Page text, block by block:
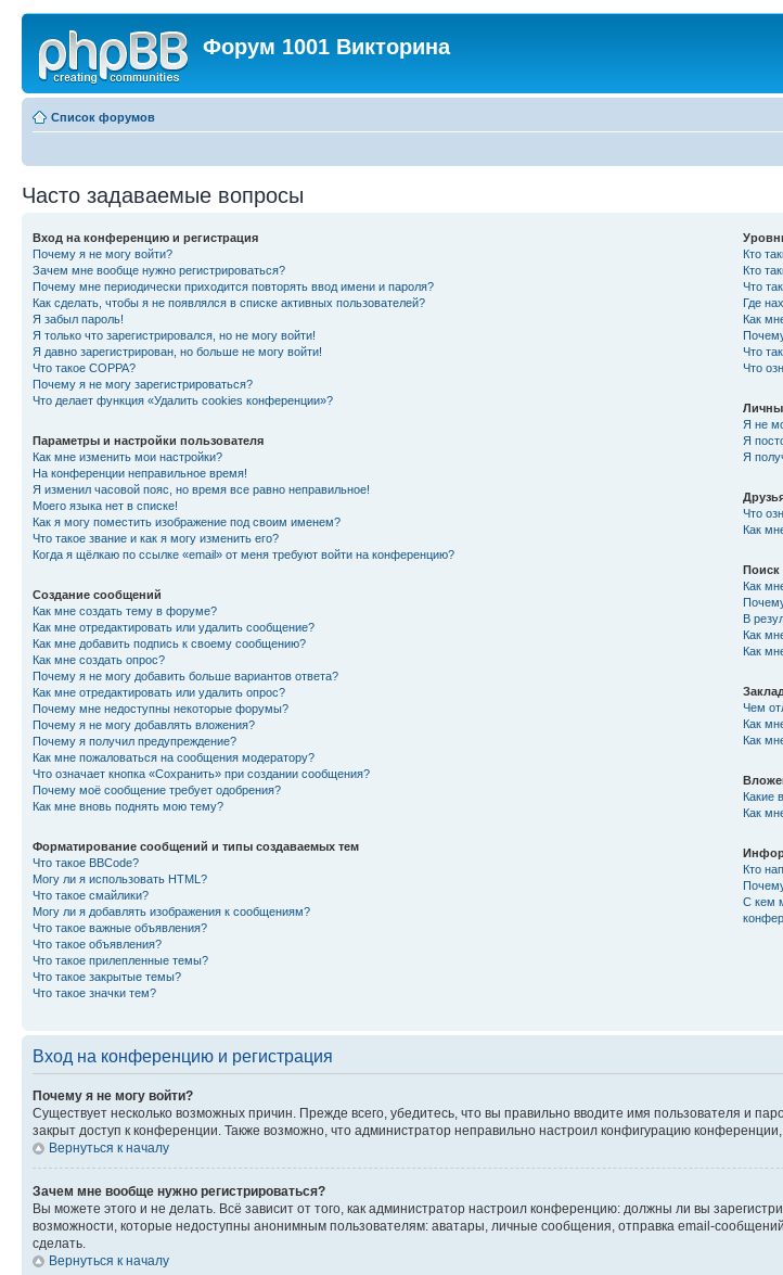
Форум 1001 Викторина
Список форумов
Часто задаваемые вопросы
Вход на конференцию и регистрация
Почему я не могу войти?
Зачем мне вообще нужно регистрироваться?
Почему мне периодически приходится повторять ввод имени и пароля?
Как сделать, чтобы я не появлялся в списке активных пользователей?
Я забыл пароль!
Я только что зарегистрировался, но не могу войти!
Я давно зарегистрирован, но больше не могу войти!
Что такое COPPA?
Почему я не могу зарегистрироваться?
Что делает функция «Удалить cookies конференции»?
Параметры и настройки пользователя
Как мне изменить мои настройки?
На конференции неправильное время!
Я изменил часовой пояс, но время все равно неправильное!
Моего языка нет в списке!
Как я могу поместить изображение под своим именем?
Что такое звание и как я могу изменить его?
Когда я щёлкаю по ссылке «email» от меня требуют войти на конференцию?
Создание сообщений
Как мне создать тему в форуме?
Как мне отредактировать или удалить сообщение?
Как мне добавить подпись к своему сообщению?
Как мне создать опрос?
Почему я не могу добавить больше вариантов ответа?
Как мне отредактировать или удалить опрос?
Почему мне недоступны некоторые форумы?
Почему я не могу добавлять вложения?
Почему я получил предупреждение?
Как мне пожаловаться на сообщения модератору?
Что означает кнопка «Сохранить» при создании сообщения?
Почему моё сообщение требует одобрения?
Как мне вновь поднять мою тему?
Форматирование сообщений и типы создаваемых тем
Что такое BBCode?
Могу ли я использовать HTML?
Что такое смайлики?
Могу ли я добавлять изображения к сообщениям?
Что такое важные объявления?
Что такое объявления?
Что такое прилепленные темы?
Что такое закрытые темы?
Что такое значки тем?
Кто
Кто
Что
Где
Как
Что
Что
Я не
Я
Я
Что
Как
Как
В
Как
Как
Чем
Как
Как
Какие
Как
Кто
С кем
Вход на конференцию и регистрация
Почему я не могу войти?
Существует несколько возможных причин. Прежде всего, убедитесь, что вы правильно вводите имя пользователя и
закрыт доступ к конференции. Также возможно, что администратор неправильно настроил конфигурацию
Вернуться к началу
Зачем мне вообще нужно регистрироваться?
Вы можете этого и не делать. Всё зависит от того, как администратор настроил конференцию: должны ли вы
возможности, которые недоступны анонимным пользователям: аватары, личные сообщения, отправка email-
сделать.
Вернуться к началу